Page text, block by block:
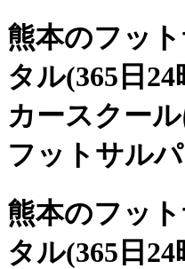
熊本のフッ
タル(365日24
カースクー
フットサル
熊本のフッ
タル(365日